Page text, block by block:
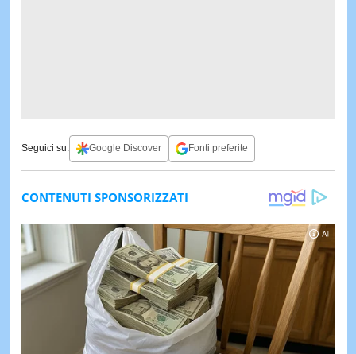
Seguici su: Google Discover Fonti preferite